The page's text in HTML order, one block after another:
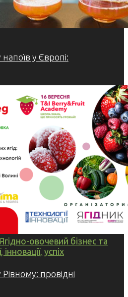
у Європі:
овочевий бізнес та
успіх
провідні